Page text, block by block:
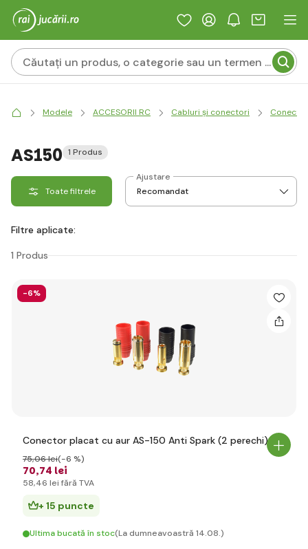
Modele ACCESORII RC Cabluri și conectori
AS150 1 Produs
Toate filtrele
Ajustare
Filtre aplicate:
1 Produs
-6%
Conector placat cu aur AS-150 Anti Spark (2 perechi)
70,74 lei
75,06 lei(-6 %)
58,46 lei fără TVA
+ 15 puncte
Ultima bucată în stoc(La dumneavoastră 14.08.)